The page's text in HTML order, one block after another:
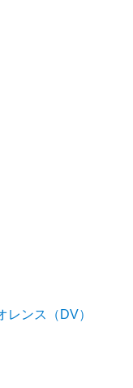
ンス（DV）